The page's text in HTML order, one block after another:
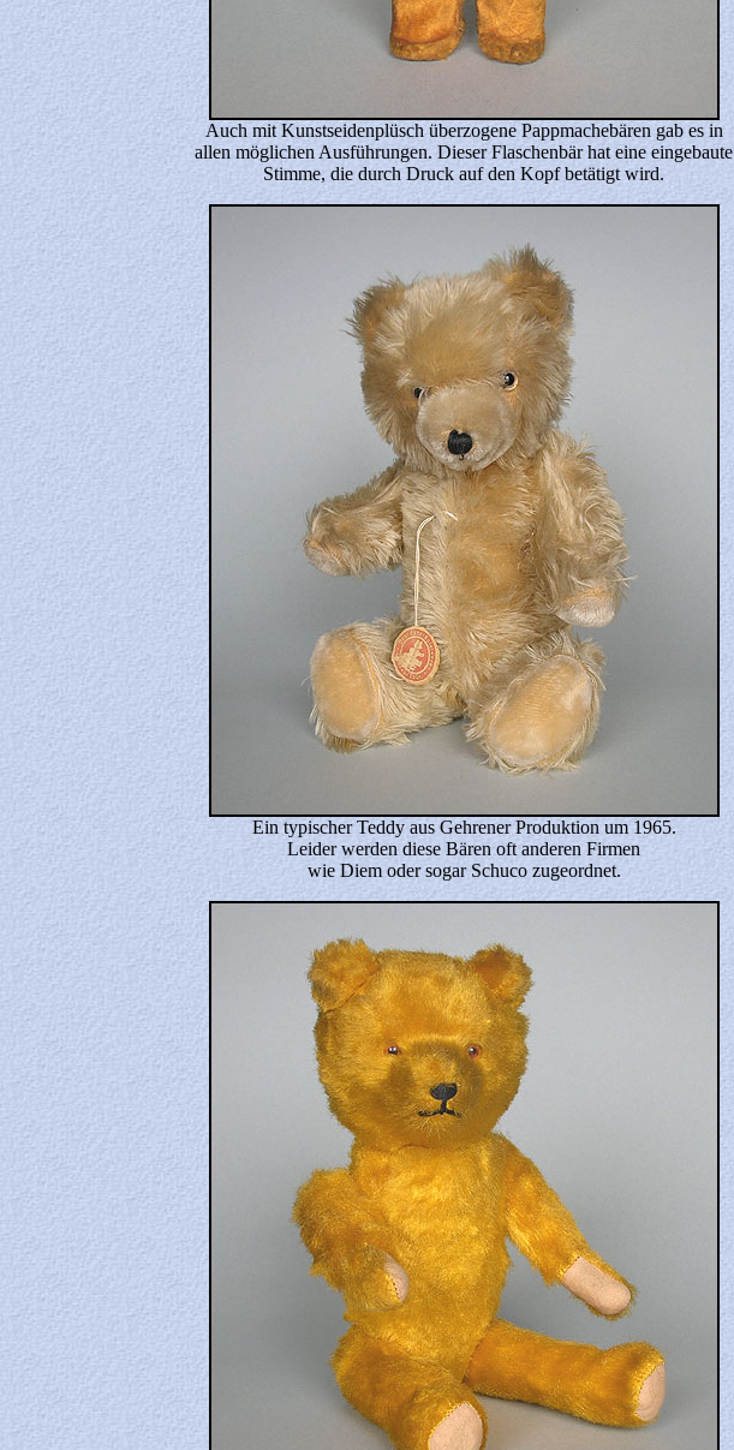
Auch mit Kunstseidenplüsch überzogene Pappmachebären gab es in
allen möglichen Ausführungen. Dieser Flaschenbär hat eine eingebaute
Stimme, die durch Druck auf den Kopf betätigt wird.
Ein typischer Teddy aus Gehrener Produktion um 1965.
Leider werden diese Bären oft anderen Firmen
wie Diem oder sogar Schuco zugeordnet.